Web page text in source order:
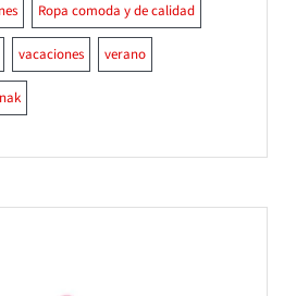
Ropa comoda y de calidad
vacaciones verano